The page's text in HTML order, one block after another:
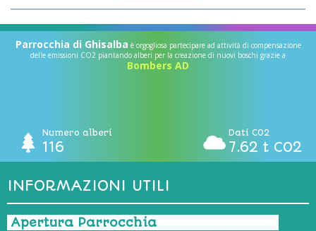
Parrocchia di Ghisalba è orgogliosa partecipare ad attività di compensazione
delle emissioni CO2 piantando alberi per la creazione di nuovi boschi grazie a
Bombers AD
Numero alberi
116
Dati CO2
7.62 t CO2
INFORMAZIONI UTILI
Apertura Parrocchia